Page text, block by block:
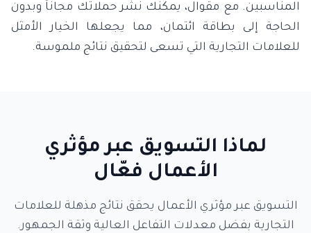
المناسبين. مع مقوال، يمكنك نشر حملاتك مجاناً وبدون
الحاجة إلى بطاقة ائتمان، مما يجعلها الخيار الأمثل
للعلامات التجارية التي تسعى لتحقيق نتائج ملموسة.
لماذا التسويق عبر مؤثري
الأعمال فعّال
التسويق عبر مؤثري الأعمال يحقق نتائج مذهلة للعلامات
التجارية بفضل معدلات التفاعل العالية وثقة الجمهور.